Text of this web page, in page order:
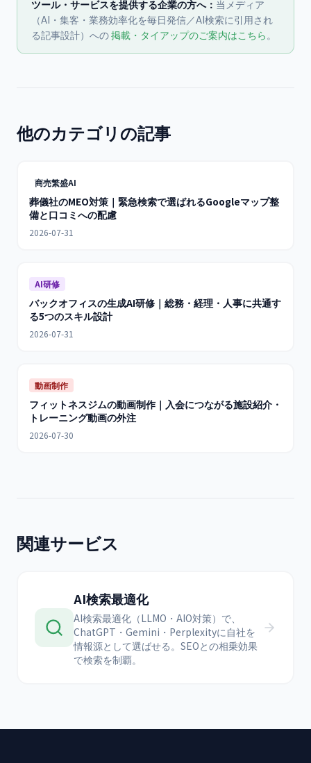
ツール・サービスを提供する企業の方へ： 当メディア
（AI・集客・業務効率化を毎日発信／AI検索に引用され
る記事設計）への掲載・タイアップのご案内はこちら。
他のカテゴリの記事
商売繁盛AI
葬儀社のMEO対策｜緊急検索で選ばれるGoogleマップ整
備と口コミへの配慮
2026-07-31
AI研修
バックオフィスの生成AI研修｜総務・経理・人事に共通す
る5つのスキル設計
2026-07-31
動画制作
フィットネスジムの動画制作｜入会につながる施設紹介・
トレーニング動画の外注
2026-07-30
関連サービス
AI検索最適化
AI検索最適化（LLMO・AIO対策）で、
ChatGPT・Gemini・Perplexityに自社を
情報源として選ばせる。SEOとの相乗効果
で検索を制覇。